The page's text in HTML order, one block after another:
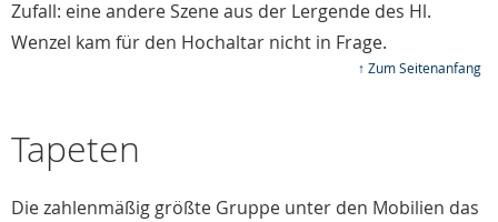
Zufall: eine andere Szene aus der Lergende des Hl.
Wenzel kam für den Hochaltar nicht in Frage.
↑ Zum Seitenanfang
Tapeten
Die zahlenmäßig größte Gruppe unter den Mobilien das